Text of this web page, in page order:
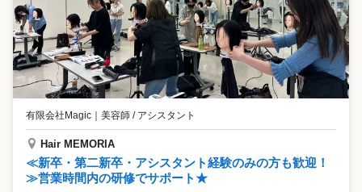
有限会社Magic 美容師 / アシスタント
Hair MEMORIA
≪新卒・第二新卒・アシスタント経験のみの方も歓迎！
≫営業時間内の研修でサポート★